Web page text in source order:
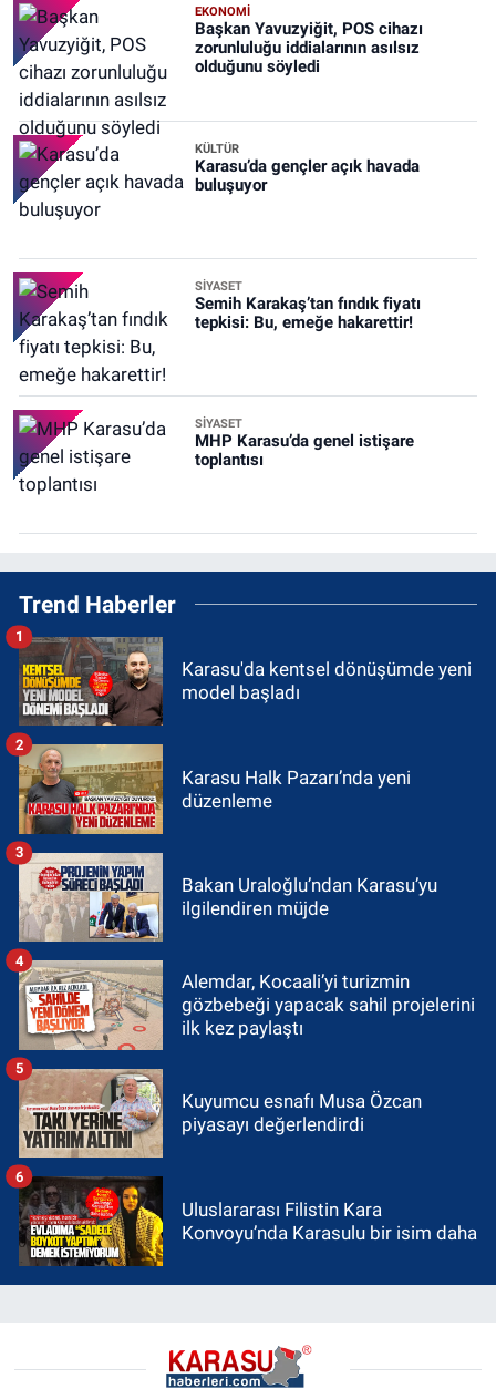
EKONOMİ
Başkan Yavuzyiğit, POS cihazı
zorunluluğu iddialarının asılsız
olduğunu söyledi
KÜLTÜR
Karasu’da gençler açık havada
buluşuyor
SİYASET
Semih Karakaş’tan fındık fiyatı
tepkisi: Bu, emeğe hakarettir!
SİYASET
MHP Karasu’da genel istişare
toplantısı
Trend Haberler
Karasu'da kentsel dönüşümde yeni
model başladı
1
Karasu Halk Pazarı’nda yeni
düzenleme
2
Bakan Uraloğlu’ndan Karasu’yu
ilgilendiren müjde
3
Alemdar, Kocaali’yi turizmin
gözbebeği yapacak sahil projelerini
ilk kez paylaştı
4
Kuyumcu esnafı Musa Özcan
piyasayı değerlendirdi
5
Uluslararası Filistin Kara
Konvoyu’nda Karasulu bir isim daha
6